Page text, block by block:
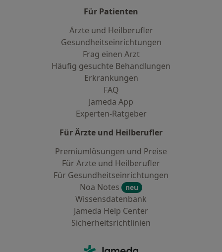
Für Patienten
Ärzte und Heilberufler
Gesundheitseinrichtungen
Frag einen Arzt
Häufig gesuchte Behandlungen
Erkrankungen
FAQ
Jameda App
Experten-Ratgeber
Für Ärzte und Heilberufler
Premiumlösungen und Preise
Für Ärzte und Heilberufler
Für Gesundheitseinrichtungen
Noa Notes
neu
Wissensdatenbank
Jameda Help Center
Sicherheitsrichtlinien
Jameda - Startseite